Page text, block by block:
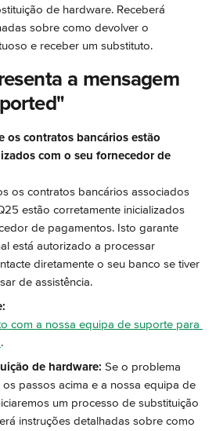
de hardware. Receberá
sobre como devolver o
e receber um substituto.
a mensagem
os contratos bancários estão
com o seu fornecedor de
os contratos bancários associados
estão corretamente inicializados
de pagamentos. Isto garante
está autorizado a processar
diretamente o seu banco se tiver
de assistência.
com a nossa equipa de suporte para
.
de hardware: Se o problema
passos acima e a nossa equipa de
um processo de substituição
instruções detalhadas sobre como